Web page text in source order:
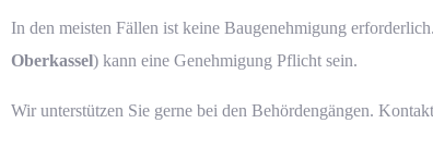
In den meisten Fällen ist keine Baugenehmigung
Oberkassel) kann eine Genehmigung Pflicht sein.
Wir unterstützen Sie gerne bei den Behördengängen.